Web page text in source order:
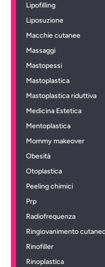
Lipofilling
Liposuzione
Macchie cutanee
Massaggi
Mastopessi
Mastoplastica
Mastoplastica riduttiva
Medicina Estetica
Mentoplastica
Mommy makeover
Obesità
Otoplastica
Peeling chimici
Prp
Radiofrequenza
Ringiovanimento
Rinofiller
Rinoplastica